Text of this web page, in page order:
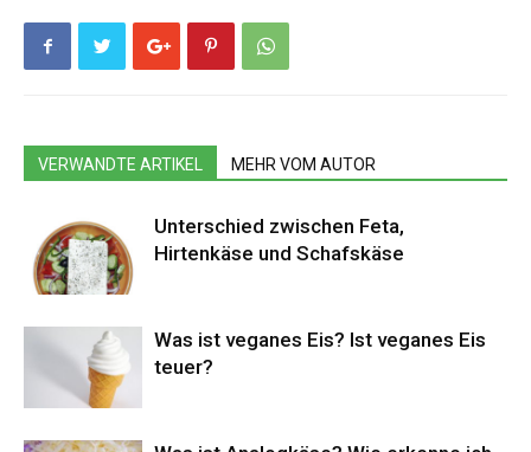
VERWANDTE ARTIKEL MEHR VOM AUTOR
Unterschied zwischen Feta,
Hirtenkäse und Schafskäse
Was ist veganes Eis? Ist veganes Eis
teuer?